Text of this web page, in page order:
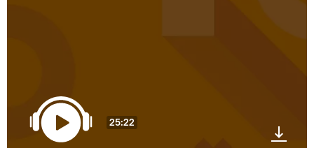
25:22